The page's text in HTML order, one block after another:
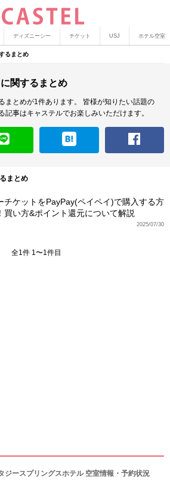
ディズニーシー チケット USJ ホテル空室
るまとめ
関するまとめ
まとめが1件あります。
皆様が知りたい話題の
記事はキャステルでお楽しみいただけます。
まとめ
チケットをPayPay(ペイペイ)で購入する方
買い方&ポイント還元について解説
2025/07/30
全1件 1〜1件目
ジースプリングスホテル 空室情報・予約状況